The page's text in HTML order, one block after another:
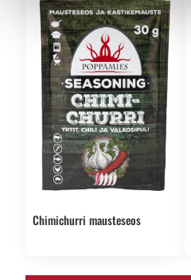
Chimichurri mausteseos